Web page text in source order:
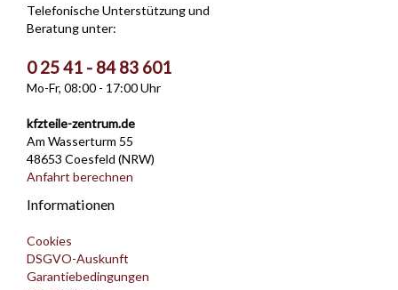
Telefonische Unterstützung und
Beratung unter:
0 25 41 - 84 83 601
Mo-Fr, 08:00 - 17:00 Uhr
kfzteile-zentrum.de
Am Wasserturm 55
48653 Coesfeld (NRW)
Anfahrt berechnen
Informationen
Cookies
DSGVO-Auskunft
Garantiebedingungen